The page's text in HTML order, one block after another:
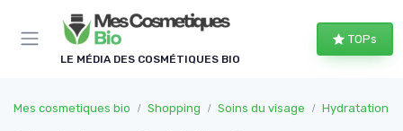
LE MÉDIA DES COSMÉTIQUES BIO
TOPs
Mes cosmetiques bio Shopping Soins du visage Hydratation
Panneau de gestion des cookies